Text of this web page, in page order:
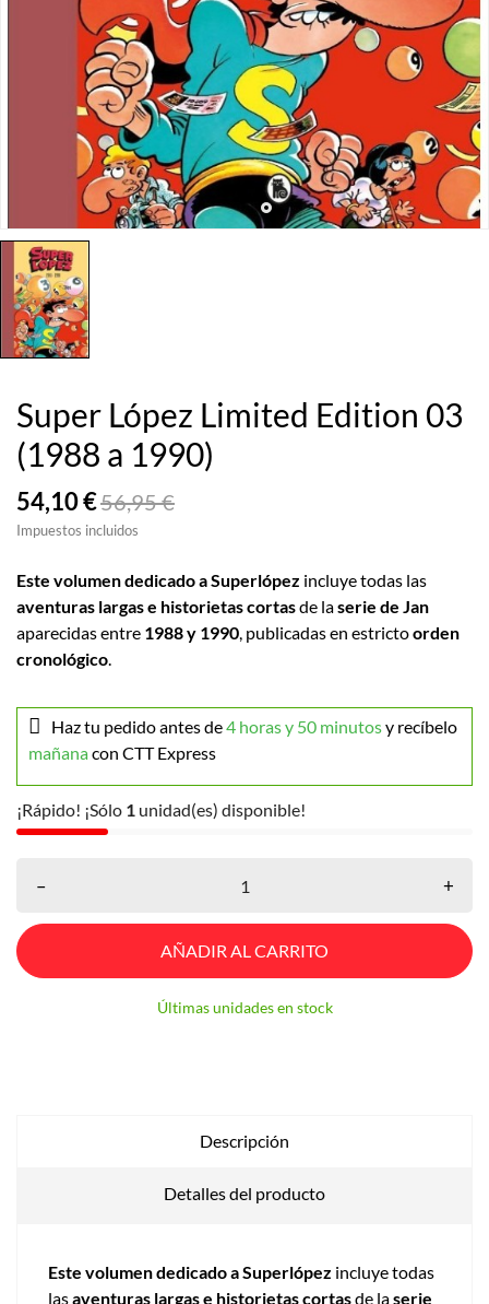
Super López Limited Edition 03
(1988 a 1990)
54,10 €56,95 €
Impuestos incluidos
Este volumen dedicado a Superlópez incluye todas las
aventuras largas e historietas cortasde laserie de Jan
aparecidas entre 1988 y 1990, publicadas en estrictoorden
cronológico.
Haz tu pedido antes de4 horas y 50 minutosy recíbelo
mañanacon CTT Express
¡Rápido! ¡Sólo 1 unidad(es) disponible!
– +
AÑADIR AL CARRITO
Últimas unidades en stock
Descripción
Detalles del producto
Este volumen dedicado a Superlópez incluye todas
lasaventuras largas e historietas cortasde laserie